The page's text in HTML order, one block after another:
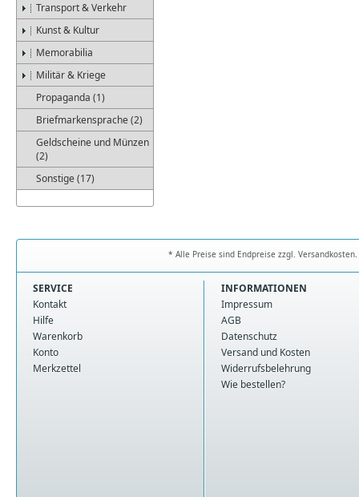
Transport & Verkehr
Kunst & Kultur
Memorabilia
Militär & Kriege
Propaganda (1)
Briefmarkensprache (2)
Geldscheine und Münzen
(2)
Sonstige (17)
* Alle Preise sind Endpreise zzgl.
SERVICE
Kontakt
Hilfe
Warenkorb
Konto
Merkzettel
INFORMATIONEN
Impressum
AGB
Datenschutz
Versand und Kosten
Widerrufsbelehrung
Wie bestellen?